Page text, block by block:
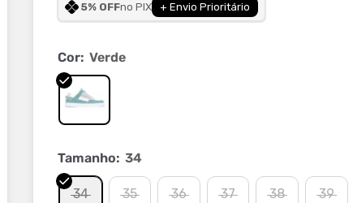
5% OFFno PIX + Envio Prioritário
Cor: Verde
Tamanho: 34
34 35 36 37 38 39